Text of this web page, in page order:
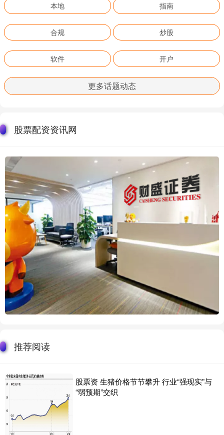
本地 指南
合规 炒股
软件 开户
更多话题动态
股票配资资讯网
推荐阅读
股票资 生猪价格节节攀升 行业“强现实”与
“弱预期”交织